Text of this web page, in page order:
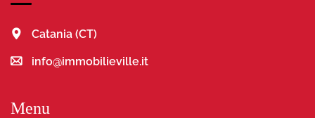
Catania (CT)
info@immobilieville.it
Menu